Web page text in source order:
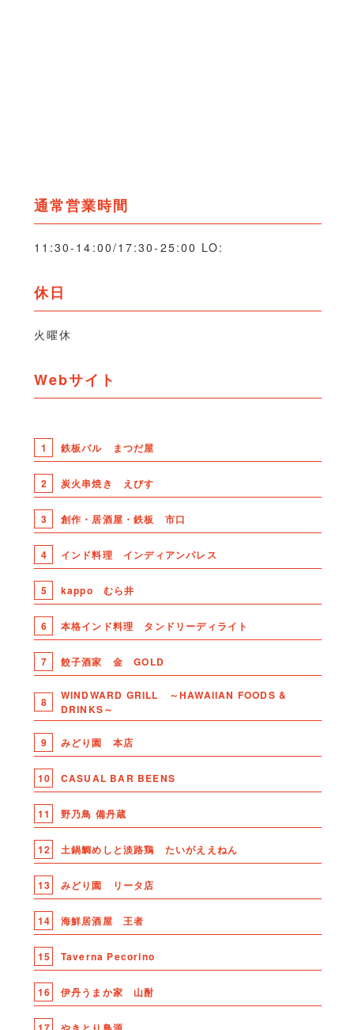
通常営業時間
11:30-14:00/17:30-25:00 LO:
休日
火曜休
Webサイト
1 鉄板バル まつだ屋
2 炭火串焼き えびす
3 創作・居酒屋・鉄板 市口
4 インド料理 インディアンパレス
5 kappo むら井
6 本格インド料理 タンドリーディライト
7 餃子酒家 金 GOLD
8
WINDWARD GRILL ～HAWAIIAN FOODS &
DRINKS～
9 みどり園 本店
10 CASUAL BAR BEENS
11 野乃鳥 備丹蔵
12 土鍋鯛めしと淡路鶏 たいがええねん
13 みどり園 リータ店
14 海鮮居酒屋 王者
15 Taverna Pecorino
16 伊丹うまか家 山酎